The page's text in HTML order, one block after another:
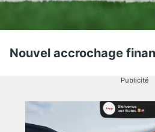
Nouvel accrochage
Publicité